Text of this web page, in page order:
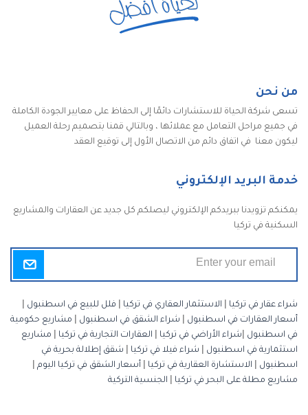
من نحن
تسعى شركة الحياة للاستشارات دائمًا إلى الحفاظ على معايير الجودة الكاملة
في جميع مراحل التعامل مع عملائها ، وبالتالي قمنا بتصميم رحلة العميل
ليكون معنا في اتفاق دائم من الاتصال الأول إلى توقيع العقد
خدمة البريد الإلكتروني
يمكنكم تزويدنا ببريدكم الإلكتروني ليصلكم كل جديد عن العقارات والمشاريع
السكنية في تركيا
شراء عقار في تركيا الاستثمار العقاري في تركيا فلل للبيع في اسطنبول
أسعار العقارات في اسطنبول
شراء الشقق في اسطنبول
مشاريع حكومية
في اسطنبول
شراء الأراضي في تركيا العقارات التجارية في تركيا
مشاريع
استثمارية في اسطنبول
شراء فيلا في تركيا
شقق إطلالة بحرية في
اسطنبول
الاستشارة العقارية في تركيا أسعار الشقق في تركيا اليوم
مشاريع مطلة على البحر في تركيا
الجنسية التركية